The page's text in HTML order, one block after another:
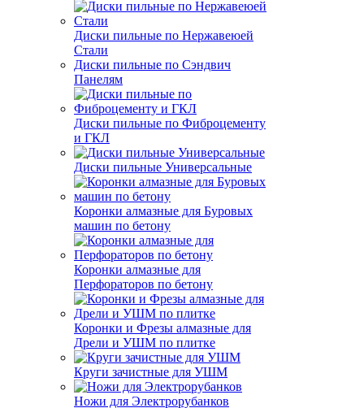
Диски пильные по Нержавеюей
Стали
Диски пильные по Сэндвич
Панелям
Диски пильные по Фиброцементу
и ГКЛ
Диски пильные Универсальные
Коронки алмазные для Буровых
машин по бетону
Коронки алмазные для
Перфораторов по бетону
Коронки и Фрезы алмазные для
Дрели и УШМ по плитке
Круги зачистные для УШМ
Ножи для Электрорубанков